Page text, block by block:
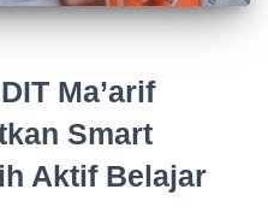
Ma’arif
Smart
Aktif Belajar